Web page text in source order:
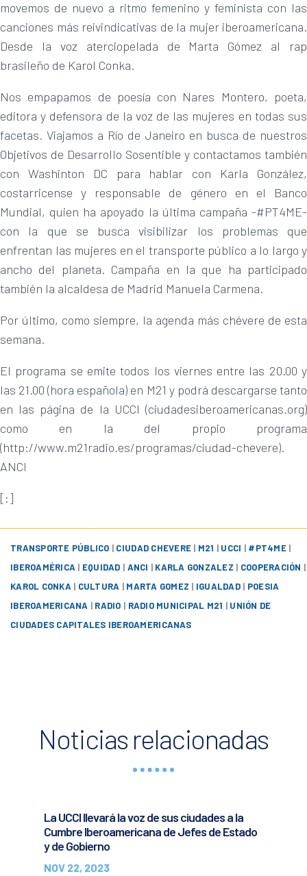
movemos de nuevo a ritmo femenino y feminista con las
canciones más reivindicativas de la mujer iberoamericana.
Desde la voz aterciopelada de Marta Gómez al rap
brasileño de Karol Conka.
Nos empapamos de poesía con Nares Montero, poeta,
editora y defensora de la voz de las mujeres en todas sus
facetas. Viajamos a Río de Janeiro en busca de nuestros
Objetivos de Desarrollo Sosentible y contactamos también
con Washinton DC para hablar con Karla González,
costarricense y responsable de género en el Banco
Mundial, quien ha apoyado la última campaña -#PT4ME-
con la que se busca visibilizar los problemas que
enfrentan las mujeres en el transporte público a lo largo y
ancho del planeta. Campaña en la que ha participado
también la alcaldesa de Madrid Manuela Carmena.
Por último, como siempre, la agenda más chévere de esta
semana.
El programa se emite todos los viernes entre las 20.00 y
las 21.00 (hora española) en M21 y podrá descargarse tanto
en las página de la UCCI (ciudadesiberoamericanas.org)
como en la del propio programa
(http://www.m21radio.es/programas/ciudad-chevere).
ANCI
[:]
TRANSPORTE PÚBLICO | CIUDAD CHEVERE | M21 | UCCI | #PT4ME|
IBEROAMÉRICA | EQUIDAD | ANCI | KARLA GONZALEZ | COOPERACIÓN |
KAROL CONKA | CULTURA | MARTA GOMEZ | IGUALDAD | POESIA
IBEROAMERICANA | RADIO | RADIO MUNICIPAL M21 | UNIÓN DE
CIUDADES CAPITALES IBEROAMERICANAS
Noticias relacionadas
La UCCI llevará la voz de sus ciudades a la
Cumbre Iberoamericana de Jefes de Estado
y de Gobierno
NOV 22, 2023